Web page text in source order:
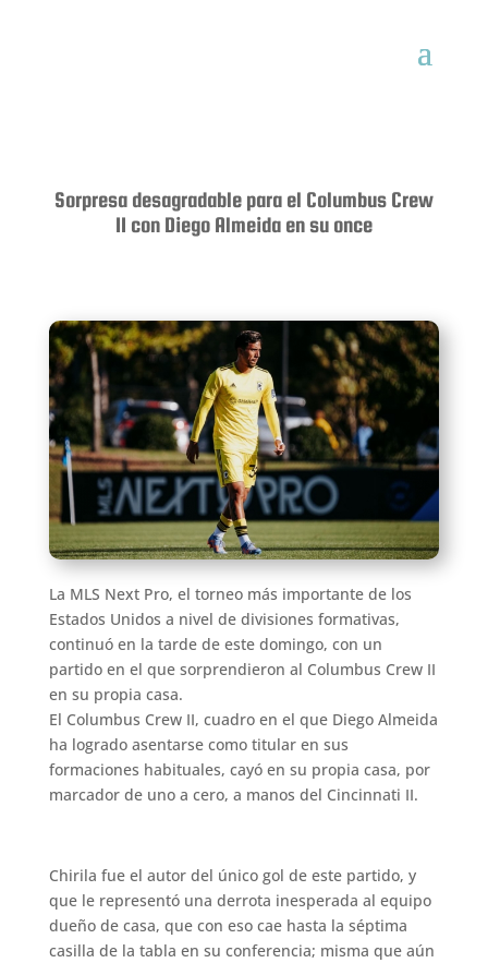
Sorpresa desagradable para el Columbus Crew
II con Diego Almeida en su once
La MLS Next Pro, el torneo más importante de los
Estados Unidos a nivel de divisiones formativas,
continuó en la tarde de este domingo, con un
partido en el que sorprendieron al Columbus Crew II
en su propia casa.
El Columbus Crew II, cuadro en el que Diego Almeida
ha logrado asentarse como titular en sus
formaciones habituales, cayó en su propia casa, por
marcador de uno a cero, a manos del Cincinnati II.
Chirila fue el autor del único gol de este partido, y
que le representó una derrota inesperada al equipo
dueño de casa, que con eso cae hasta la séptima
casilla de la tabla en su conferencia; misma que aún